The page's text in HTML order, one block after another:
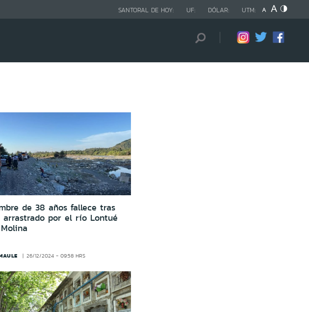
SANTORAL DE HOY: UF: DÓLAR: UTM:
de 38 años fallece tras
arrastrado por el río Lontué
26/12/2024 - 09:58 HRS